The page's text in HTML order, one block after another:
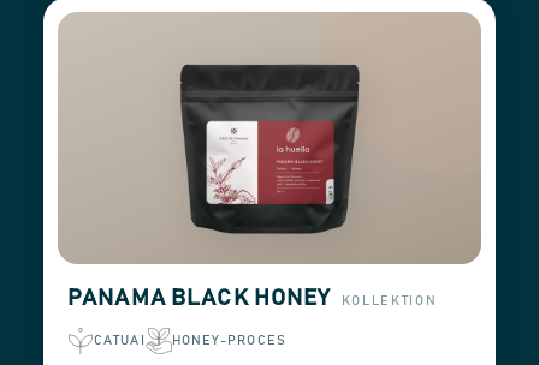
PANAMA BLACK HONEY KOLLEKTION
CATUAI HONEY-PROCES